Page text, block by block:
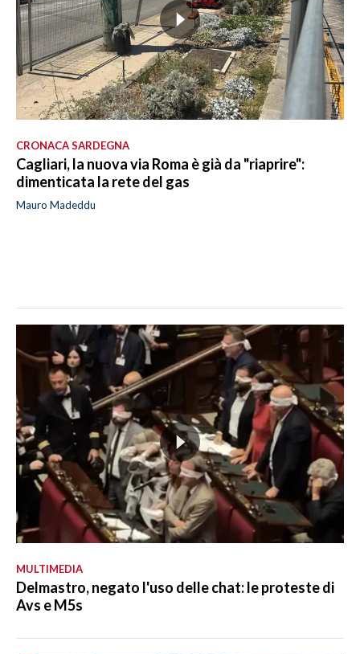
CRONACA SARDEGNA
Cagliari, la nuova via Roma è già da "riaprire":
dimenticata la rete del gas
Mauro Madeddu
MULTIMEDIA
Delmastro, negato l'uso delle chat: le proteste di
Avs e M5s